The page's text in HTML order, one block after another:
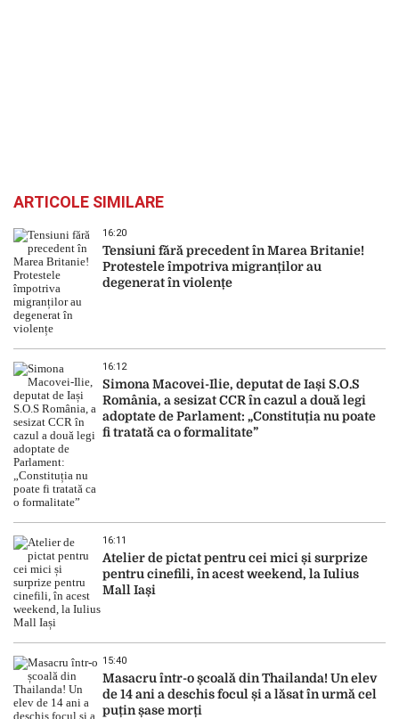
ARTICOLE SIMILARE
16:20
Tensiuni fără precedent în Marea Britanie!
Protestele împotriva migranților au
degenerat în violențe
16:12
Simona Macovei-Ilie, deputat de Iași S.O.S
România, a sesizat CCR în cazul a două legi
adoptate de Parlament: „Constituția nu poate
fi tratată ca o formalitate”
16:11
Atelier de pictat pentru cei mici și surprize
pentru cinefili, în acest weekend, la Iulius
Mall Iași
15:40
Masacru într-o școală din Thailanda! Un elev
de 14 ani a deschis focul și a lăsat în urmă cel
puțin șase morți